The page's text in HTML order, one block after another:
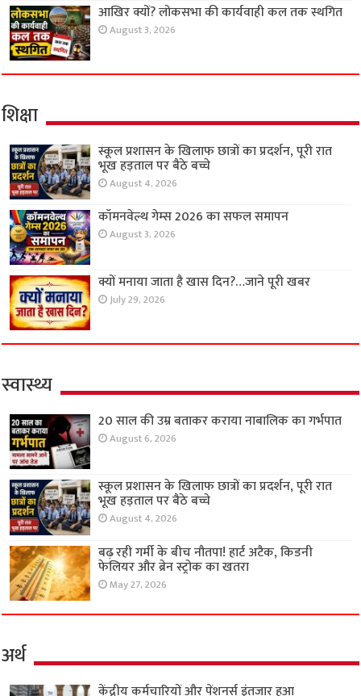
आखिर क्यों? लोकसभा की कार्यवाही कल तक स्थगित
August 3, 2026
शिक्षा
स्कूल प्रशासन के खिलाफ छात्रों का प्रदर्शन, पूरी रात
भूख हड़ताल पर बैठे बच्चे
August 4, 2026
कॉमनवेल्थ गेम्स 2026 का सफल समापन
August 3, 2026
क्यों मनाया जाता है खास दिन?…जाने पूरी खबर
July 29, 2026
स्वास्थ्य
20 साल की उम्र बताकर कराया नाबालिक का गर्भपात
August 6, 2026
स्कूल प्रशासन के खिलाफ छात्रों का प्रदर्शन, पूरी रात
भूख हड़ताल पर बैठे बच्चे
August 4, 2026
बढ़ रही गर्मी के बीच नौतपा! हार्ट अटैक, किडनी
फेलियर और ब्रेन स्ट्रोक का खतरा
May 27, 2026
अर्थ
केंद्रीय कर्मचारियों और पेंशनर्स इंतजार हुआ